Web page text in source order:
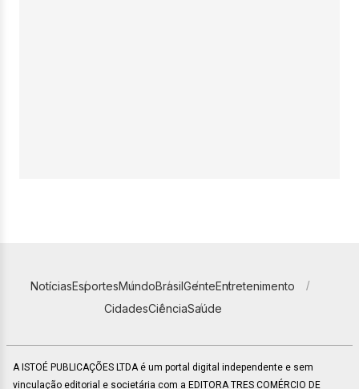
NotíciasEsportesMundoBrasilGenteEntretenimento
CidadesCiênciaSaúde
A ISTOÉ PUBLICAÇÕES LTDA é um portal digital independente e sem
vinculação editorial e societária com a EDITORA TRES COMÉRCIO DE